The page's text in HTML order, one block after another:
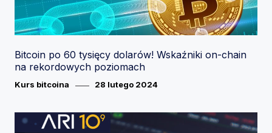
Bitcoin po 60 tysięcy dolarów! Wskaźniki on-chain
na rekordowych poziomach
Category
Kurs bitcoina
Posted
28 lutego 2024